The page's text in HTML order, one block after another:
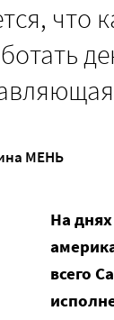
что
МЕНЬ
На
всего